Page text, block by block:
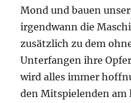
Mond und bauen
irgendwann die
zusätzlich zu dem
Unterfangen ihre
wird alles immer
den Mitspielenden